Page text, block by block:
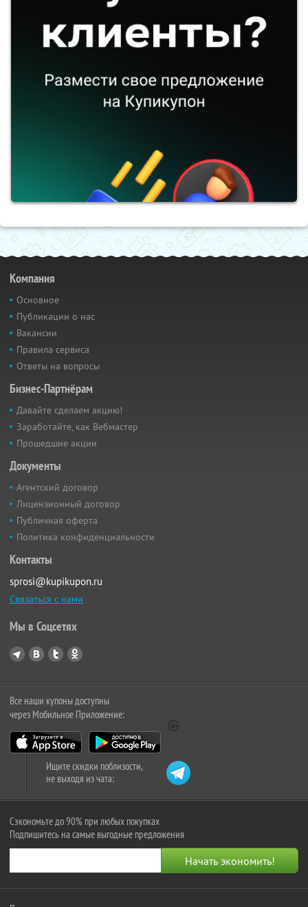
Компания
Основное
Публикации о нас
Вакансии
Правила сервиса
Ответы на вопросы
Бизнес-Партнёрам
Давайте сделаем акцию!
Заработайте, как Вебмастер
Прошедшие акции
Документы
Агентский договор
Лицензионный договор
Публичная оферта
Политика конфиденциальности
Контакты
sprosi@kupikupon.ru
Связаться с нами
Мы в Соцсетях
Все наши купоны доступны
через Мобильное Приложение:
Ищите скидки поблизости,
не выходя из чата:
Сэкономьте до 90% при любых покупках
Подпишитесь на самые выгодные предложения